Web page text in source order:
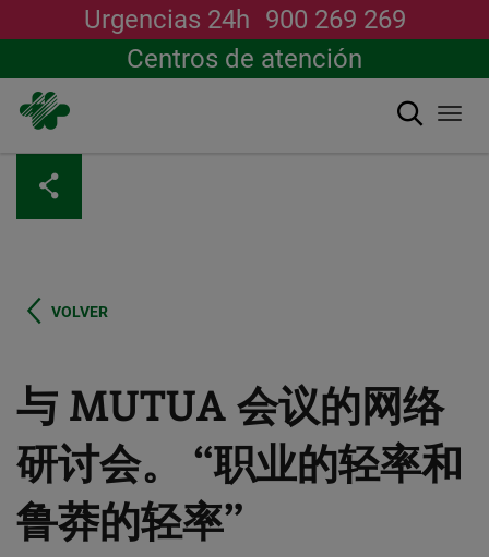
主
Urgencias 24h 900 269 269
Centros de atención
搜索
VOLVER
与 MUTUA 会议的网络
研讨会。 “职业的轻率和
鲁莽的轻率”